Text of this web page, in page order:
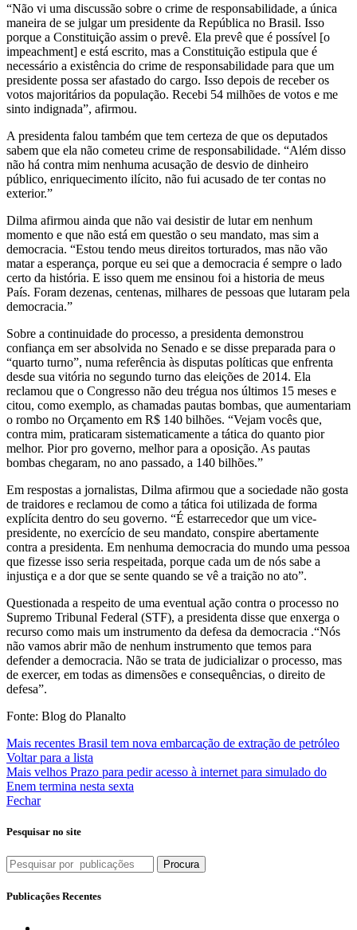
“Não vi uma discussão sobre o crime de responsabilidade, a única
maneira de se julgar um presidente da República no Brasil. Isso
porque a Constituição assim o prevê. Ela prevê que é possível [o
impeachment] e está escrito, mas a Constituição estipula que é
necessário a existência do crime de responsabilidade para que um
presidente possa ser afastado do cargo. Isso depois de receber os
votos majoritários da população. Recebi 54 milhões de votos e me
sinto indignada”, afirmou.
A presidenta falou também que tem certeza de que os deputados
sabem que ela não cometeu crime de responsabilidade. “Além disso
não há contra mim nenhuma acusação de desvio de dinheiro
público, enriquecimento ilícito, não fui acusado de ter contas no
exterior.”
Dilma afirmou ainda que não vai desistir de lutar em nenhum
momento e que não está em questão o seu mandato, mas sim a
democracia. “Estou tendo meus direitos torturados, mas não vão
matar a esperança, porque eu sei que a democracia é sempre o lado
certo da história. E isso quem me ensinou foi a historia de meus
País. Foram dezenas, centenas, milhares de pessoas que lutaram pela
democracia.”
Sobre a continuidade do processo, a presidenta demonstrou
confiança em ser absolvida no Senado e se disse preparada para o
“quarto turno”, numa referência às disputas políticas que enfrenta
desde sua vitória no segundo turno das eleições de 2014. Ela
reclamou que o Congresso não deu trégua nos últimos 15 meses e
citou, como exemplo, as chamadas pautas bombas, que aumentariam
o rombo no Orçamento em R$ 140 bilhões. “Vejam vocês que,
contra mim, praticaram sistematicamente a tática do quanto pior
melhor. Pior pro governo, melhor para a oposição. As pautas
bombas chegaram, no ano passado, a 140 bilhões.”
Em respostas a jornalistas, Dilma afirmou que a sociedade não gosta
de traidores e reclamou de como a tática foi utilizada de forma
explícita dentro do seu governo. “É estarrecedor que um vice-
presidente, no exercício de seu mandato, conspire abertamente
contra a presidenta. Em nenhuma democracia do mundo uma pessoa
que fizesse isso seria respeitada, porque cada um de nós sabe a
injustiça e a dor que se sente quando se vê a traição no ato”.
Questionada a respeito de uma eventual ação contra o processo no
Supremo Tribunal Federal (STF), a presidenta disse que enxerga o
recurso como mais um instrumento da defesa da democracia .“Nós
não vamos abrir mão de nenhum instrumento que temos para
defender a democracia. Não se trata de judicializar o processo, mas
de exercer, em todas as dimensões e consequências, o direito de
defesa”.
Fonte: Blog do Planalto
Mais recentes Brasil tem nova embarcação de extração de petróleo
Voltar para a lista
Mais velhos Prazo para pedir acesso à internet para simulado do
Enem termina nesta sexta
Fechar
Pesquisar no site
Procura
Publicações Recentes